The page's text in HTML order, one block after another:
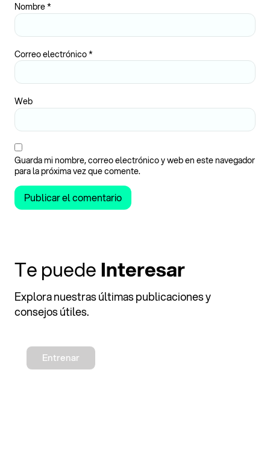
Nombre*
Correo electrónico*
Web
Guarda mi nombre, correo electrónico y web en este navegador
para la próxima vez que comente.
Te puedeInteresar
Explora nuestras últimas publicaciones y
consejos útiles.
Entrenar